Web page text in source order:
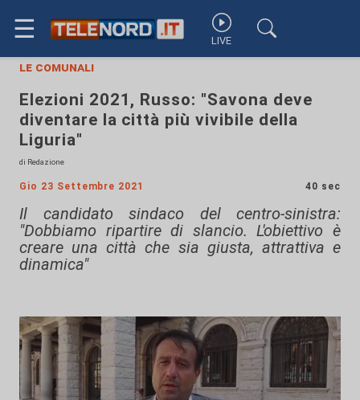
☰ LIVE
le comunali
Elezioni 2021, Russo: "Savona deve
diventare la città più vivibile della
Liguria"
di Redazione
Gio 23 Settembre 2021 40 sec
Il candidato sindaco del centro-sinistra:
"Dobbiamo ripartire di slancio. L'obiettivo è
creare una città che sia giusta, attrattiva e
dinamica"